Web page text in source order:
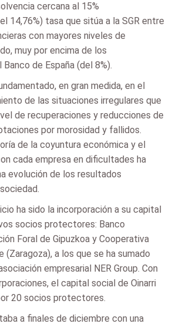
cercana al 15%
14,76%) tasa que sitúa a la SGR entre
con mayores niveles de
muy por encima de los
de España (del 8%).
en gran medida, en el
de las situaciones irregulares que
de recuperaciones y reducciones de
por morosidad y fallidos.
de la coyuntura económica y el
cada empresa en dificultades ha
evolución de los resultados
ha sido la incorporación a su capital
socios protectores: Banco
Foral de Gipuzkoa y Cooperativa
(Zaragoza), a los que se ha sumado
empresarial NER Group. Con
el capital social de Oinarri
20 socios protectores.
a finales de diciembre con una